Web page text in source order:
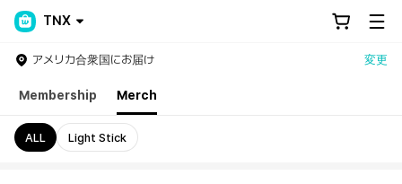
TNX
アメリカ合衆国にお届け 変更
Membership Merch
ALL Light Stick